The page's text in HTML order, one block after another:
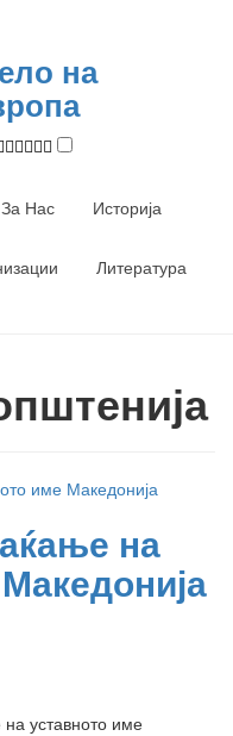
на
За Нас Историја
Литература
на
уставното име